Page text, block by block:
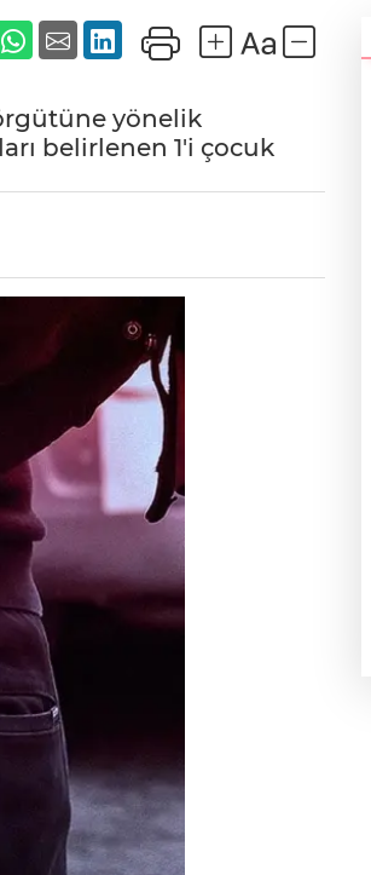
yönelik
belirlenen 1'i çocuk